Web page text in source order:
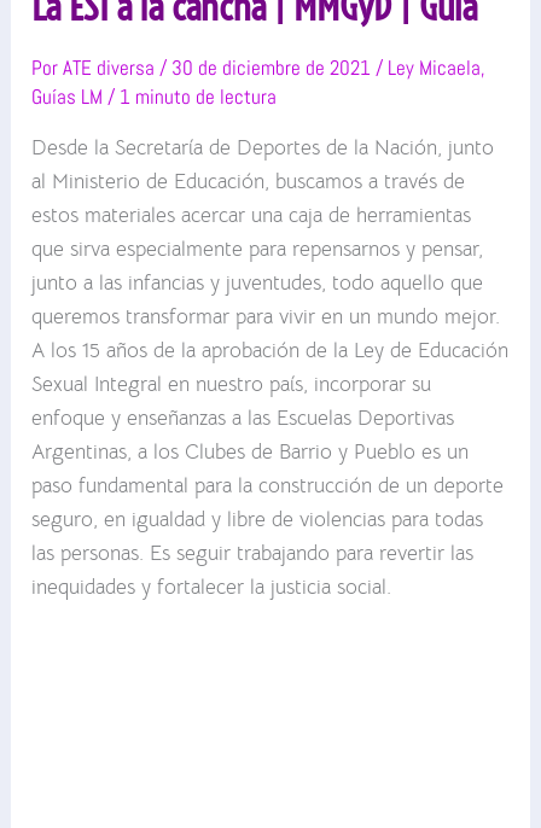
PorATE diversa/ 30 de diciembre de 2021/ Ley Micaela,
Guías LM / 1 minuto de lectura
Desde la Secretaría de Deportes de la Nación, junto
al Ministerio de Educación, buscamos a través de
estos materiales acercar una caja de herramientas
que sirva especialmente para repensarnos y pensar,
junto a las infancias y juventudes, todo aquello que
queremos transformar para vivir en un mundo mejor.
A los 15 años de la aprobación de la Ley de Educación
Sexual Integral en nuestro país, incorporar su
enfoque y enseñanzas a las Escuelas Deportivas
Argentinas, a los Clubes de Barrio y Pueblo es un
paso fundamental para la construcción de un deporte
seguro, en igualdad y libre de violencias para todas
las personas. Es seguir trabajando para revertir las
inequidades y fortalecer la justicia social.